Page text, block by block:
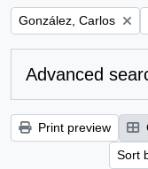
Remove filter:
González, Carlos
Advanced
Print preview
Sort